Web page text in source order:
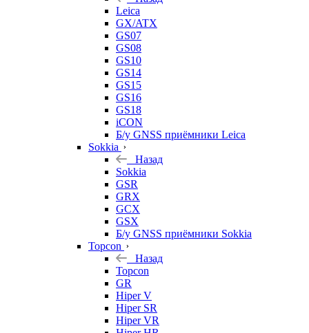
Leica
GX/ATX
GS07
GS08
GS10
GS14
GS15
GS16
GS18
iCON
Б/у GNSS приёмники Leica
Sokkia
Назад
Sokkia
GSR
GRX
GCX
GSX
Б/у GNSS приёмники Sokkia
Topcon
Назад
Topcon
GR
Hiper V
Hiper SR
Hiper VR